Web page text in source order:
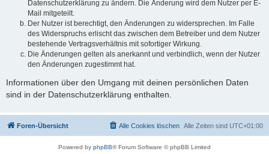
Datenschutzerklärung zu ändern. Die Änderung wird dem Nutzer per E-
Mail mitgeteilt.
Der Nutzer ist berechtigt, den Änderungen zu widersprechen. Im Falle
des Widerspruchs erlischt das zwischen dem Betreiber und dem Nutzer
bestehende Vertragsverhältnis mit sofortiger Wirkung.
Die Änderungen gelten als anerkannt und verbindlich, wenn der Nutzer
den Änderungen zugestimmt hat.
Informationen über den Umgang mit deinen persönlichen Daten
sind in der Datenschutzerklärung enthalten.
Foren-Übersicht Alle Zeiten sind UTC+01:00
Alle Cookies löschen
Powered by phpBB® Forum Software © phpBB Limited